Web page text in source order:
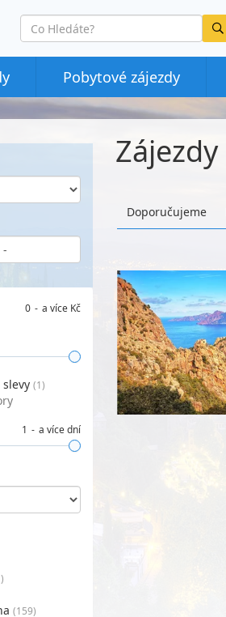
co
hledáte
Pobytové zájezdy
Zájezdy
0 a více Kč
(1)
1 a více dní
(159)
Doporučujeme